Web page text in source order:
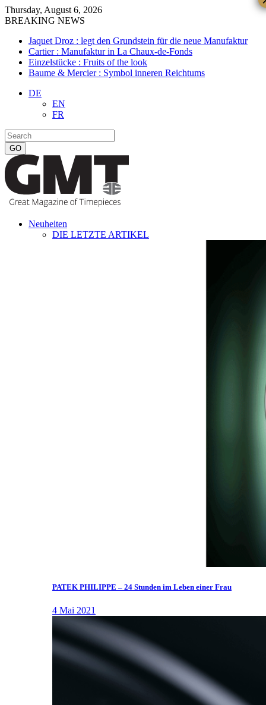
Thursday, August 6, 2026
BREAKING NEWS
Jaquet Droz : legt den Grundstein für die neue Manufaktur
Cartier : Manufaktur in La Chaux-de-Fonds
Einzelstücke : Fruits of the look
Baume & Mercier : Symbol inneren Reichtums
DE
EN
FR
Neuheiten
DIE LETZTE ARTIKEL
PATEK PHILIPPE – 24 Stunden im Leben einer Frau
4 Mai 2021